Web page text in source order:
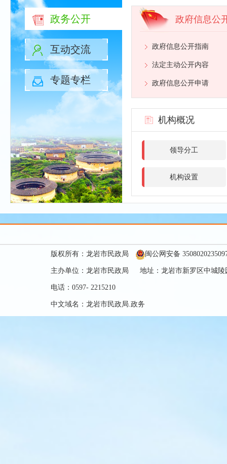
政务公开
互动交流
专题专栏
政府信息公
政府信息公开指南
法定主动公开内容
政府信息公开申请
机构概况
领导分工
机构设置
版权所有：龙岩市民政局 闽公网安备
主办单位：龙岩市民政局 地址：龙岩市新罗区中城陵
电话：0597- 2215210
中文域名：龙岩市民政局.政务